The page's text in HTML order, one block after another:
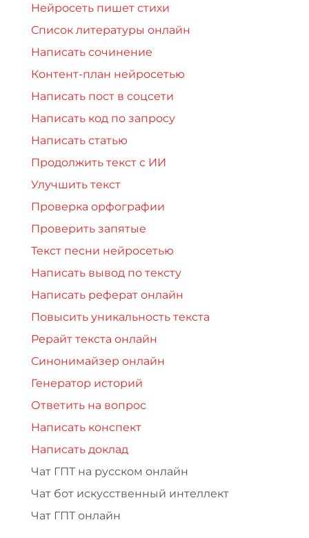
Нейросеть пишет стихи
Список литературы онлайн
Написать сочинение
Контент-план нейросетью
Написать пост в соцсети
Написать код по запросу
Написать статью
Продолжить текст с ИИ
Улучшить текст
Проверка орфографии
Проверить запятые
Текст песни нейросетью
Написать вывод по тексту
Написать реферат онлайн
Повысить уникальность текста
Рерайт текста онлайн
Синонимайзер онлайн
Генератор историй
Ответить на вопрос
Написать конспект
Написать доклад
Чат ГПТ на русском онлайн
Чат бот искусственный интеллект
Чат ГПТ онлайн